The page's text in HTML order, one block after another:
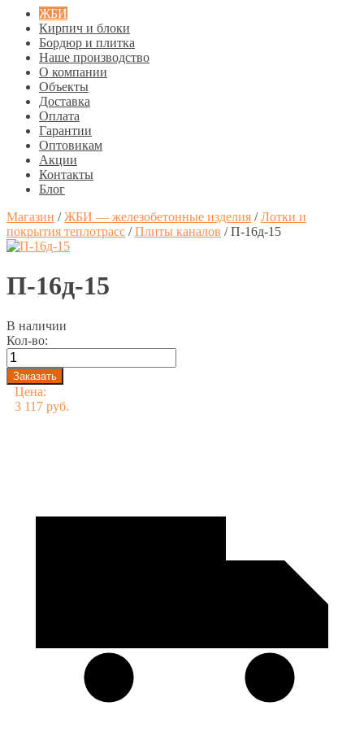
ЖБИ
Кирпич и блоки
Бордюр и плитка
Наше производство
О компании
Объекты
Доставка
Оплата
Гарантии
Оптовикам
Акции
Контакты
Блог
Магазин /ЖБИ — железобетонные изделия /Лотки и
покрытия теплотрасс /Плиты каналов /П-16д-15
П-16д-15
В наличии
Кол-во:
Цена:
3 117 руб.